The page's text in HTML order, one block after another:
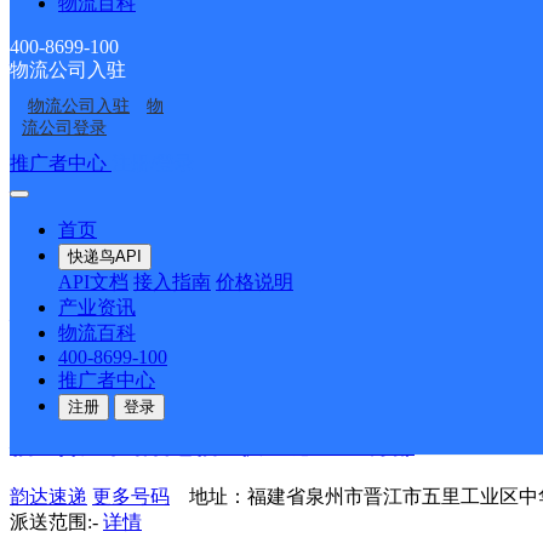
400-8699-100
物流公司入驻
物流公司入驻
物
流公司登录
推广者中心
首页
快递鸟API
API文档 接入指南 价格说明
产业资讯
物流百科
400-8699-100
推广者中心
注册 登录
派送范围:TAOBAO
福建晋江市公司青阳街双沟分部
韵达速递 更多号码
派送范围:江滨花园；双沟；梅岭工业区；【更新日期：2021-
福建晋江市公司青华北区分部
韵达速递 更多号码
派送范围:青华北区；爱乐国际酒店；三通货运站；【更新日
福建晋江市钻石仓华升KH分部
韵达速递 更多号码
派送范围:-详情
韵达速递 更多号码 地址：福建省泉州市晋江市五里工业区中
派送范围:- 详情